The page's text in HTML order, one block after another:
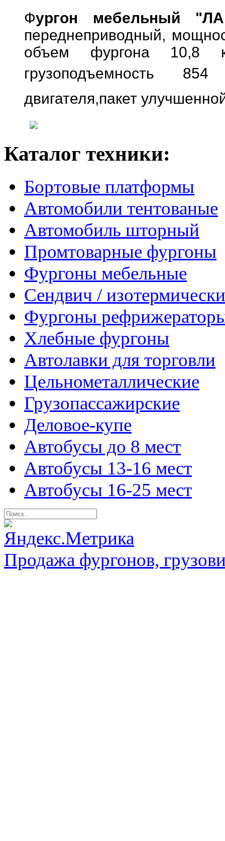
Фургон мебельный
переднеприводный,
объем фургона 10,8
грузоподъемность 854
двигателя,пакет
Каталог техники:
Бортовые платформы
Автомобили тентованые
Автомобиль шторный
Промтоварные фургоны
Фургоны мебельные
Сендвич /
Фургоны
Хлебные фургоны
Автолавки для торговли
Цельнометаллические
Грузопассажирские
Деловое-купе
Автобусы до 8 мест
Автобусы 13-16 мест
Автобусы 16-25 мест
Продажа фургонов,